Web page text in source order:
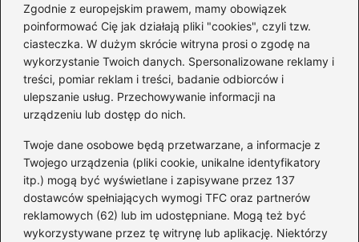
Zgodnie z europejskim prawem, mamy obowiązek
poinformować Cię jak działają pliki "cookies", czyli tzw.
ciasteczka. W dużym skrócie witryna prosi o zgodę na
wykorzystanie Twoich danych. Spersonalizowane reklamy i
treści, pomiar reklam i treści, badanie odbiorców i
ulepszanie usług. Przechowywanie informacji na
urządzeniu lub dostęp do nich.
Twoje dane osobowe będą przetwarzane, a informacje z
Twojego urządzenia (pliki cookie, unikalne identyfikatory
itp.) mogą być wyświetlane i zapisywane przez 137
dostawców spełniających wymogi TFC oraz partnerów
reklamowych (62) lub im udostępniane. Mogą też być
wykorzystywane przez tę witrynę lub aplikację. Niektórzy
Magiczne kulisy życia
autora książki o Kubusiu
Puchatku
Odkryj inne książki autora
„Jaś i Małgosia”, które
musisz przeczytać